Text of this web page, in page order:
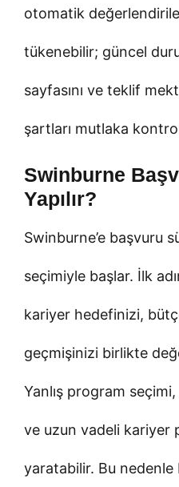
otomatik
tükenebilir; güncel
sayfasını ve teklif
şartları mutlaka
Swinburne
Yapılır?
Swinburne’e başvuru
seçimiyle başlar. İlk
kariyer hedefinizi,
geçmişinizi birlikte
Yanlış program
ve uzun vadeli kariyer
yaratabilir. Bu nedenle